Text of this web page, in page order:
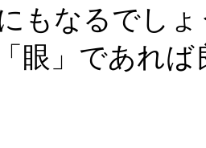
もなるでしょ
眼」であれ